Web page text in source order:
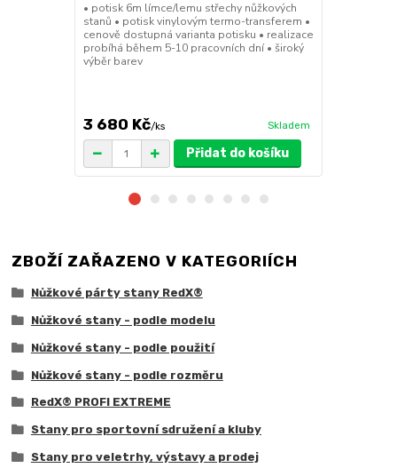
• potisk 6m límce/lemu střechy nůžkových
stanů • potisk vinylovým termo-transferem •
cenově dostupná varianta potisku • realizace
probíhá během 5-10 pracovních dní • široký
výběr barev
3 680 Kč/ks Skladem
Přidat do košíku
ZBOŽÍ ZAŘAZENO V KATEGORIÍCH
Nůžkové párty stany RedX®
Nůžkové stany - podle modelu
Nůžkové stany - podle použití
Nůžkové stany - podle rozměru
RedX® PROFI EXTREME
Stany pro sportovní sdružení a kluby
Stany pro veletrhy, výstavy a prodej